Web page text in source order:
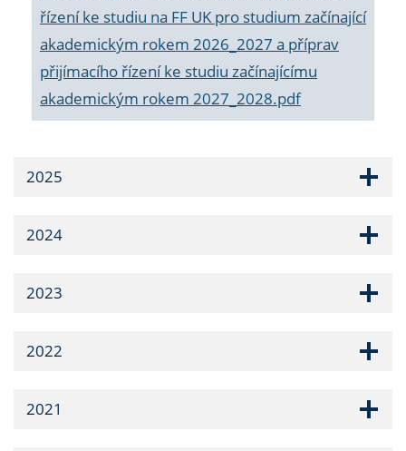
řízení ke studiu na FF UK pro studium začínající
akademickým rokem 2026_2027 a příprav
přijímacího řízení ke studiu začínajícímu
akademickým rokem 2027_2028.pdf
2025
2024
2023
2022
2021